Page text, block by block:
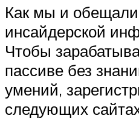
Как мы и
инсайдерской
Чтобы
пассиве без
умений,
следующих